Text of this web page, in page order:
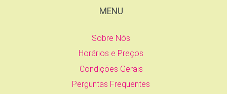
MENU
Sobre Nós
Horários e Preços
Condições Gerais
Perguntas Frequentes